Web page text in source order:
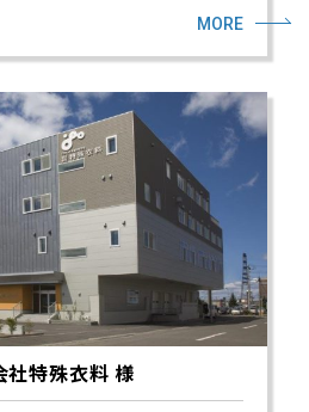
MORE
社特殊衣料 様